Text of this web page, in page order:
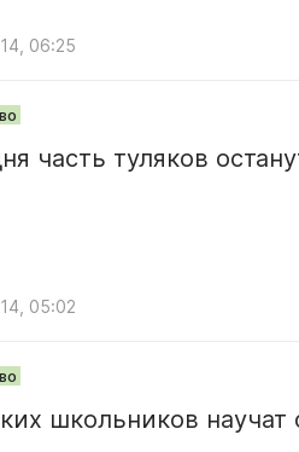
06:25
часть туляков
05:02
школьников